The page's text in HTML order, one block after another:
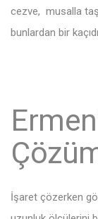
cezve, musalla
bunlardan bir
İşaret çözerken